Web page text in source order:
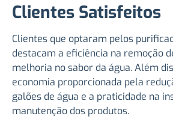
Clientes Satisfeitos
Clientes que optaram pelos
destacam a eficiência na remoção
melhoria no sabor da água. Além
economia proporcionada pela
galões de água e a praticidade na
manutenção dos produtos.